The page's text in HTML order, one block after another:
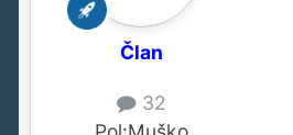
Član
32